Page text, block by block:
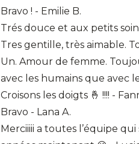
Bravo ! - Emilie B.
Trés douce et aux petits
Tres gentille, très aimable.
Un. Amour de femme.
avec les humains que avec
Croisons les doigts 🤞 !!!! -
Bravo - Lana A.
Merciiiii a toutes l’équipe